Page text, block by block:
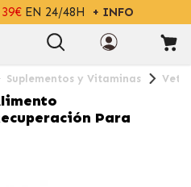
EN 24/48H + INFO
Suplementos y Vitaminas
Para